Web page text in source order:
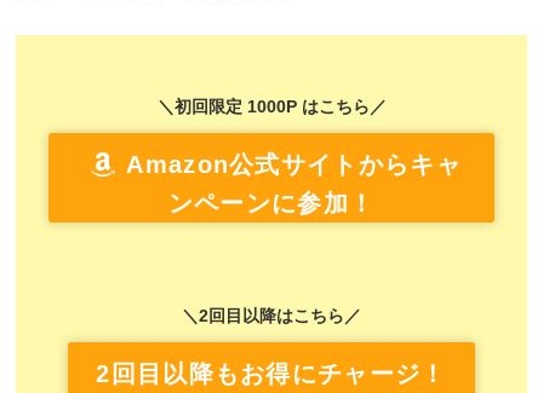
＼初回限定 1000P はこちら／
Amazon公式サイトからキャ
ンペーンに参加！
＼2回目以降はこちら／
2回目以降もお得にチャージ！